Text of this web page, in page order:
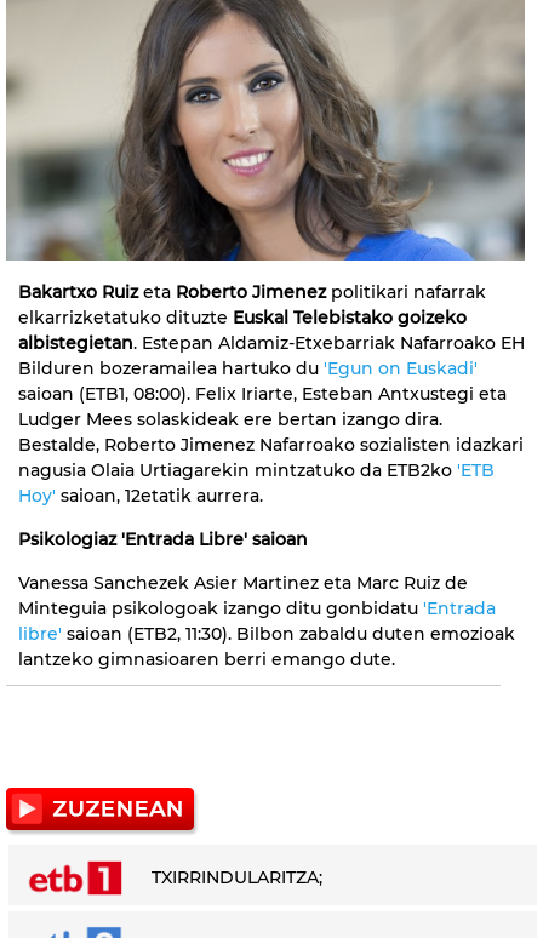
Bakartxo Ruizeta Roberto Jimenezpolitikari nafarrak
elkarrizketatuko dituzte Euskal Telebistako goizeko
albistegietan. Estepan Aldamiz-Etxebarriak Nafarroako EH
Bilduren bozeramailea hartuko du 'Egun on Euskadi'
saioan (ETB1, 08:00). Felix Iriarte, Esteban Antxustegi eta
Ludger Mees solaskideak ere bertan izango dira.
Bestalde, Roberto Jimenez Nafarroako sozialisten idazkari
nagusia Olaia Urtiagarekin mintzatuko da ETB2ko 'ETB
Hoy' saioan, 12etatik aurrera.
Psikologiaz 'Entrada Libre' saioan
Vanessa Sanchezek Asier Martinez eta Marc Ruiz de
Minteguia psikologoak izango ditu gonbidatu 'Entrada
libre' saioan (ETB2, 11:30). Bilbon zabaldu duten emozioak
lantzeko gimnasioaren berri emango dute.
TXIRRINDULARITZA;